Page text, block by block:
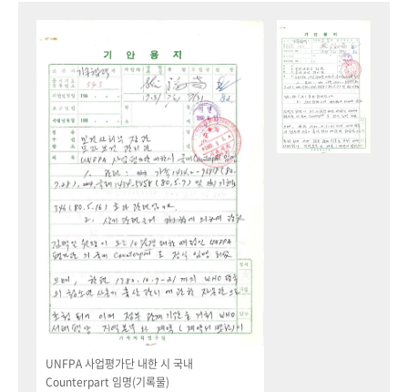
UNFPA 사업평가단 내한 시 국내
Counterpart 임명(기록물)